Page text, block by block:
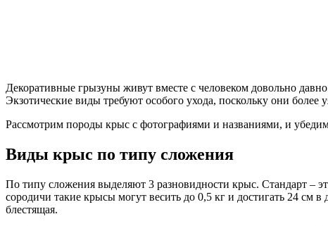
Декоративные грызуны живут вместе с человеком довольно
Экзотические виды требуют особого ухода, поскольку они
Рассмотрим породы крыс с фотографиями и названиями, и
Виды крыс по типу сложения
По типу сложения выделяют 3 разновидности крыс. Стандарт –
сородичи такие крысы могут весить до 0,5 кг и достигать 24 см
блестящая.